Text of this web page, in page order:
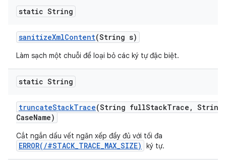
static String
sanitizeXmlContent(String s)
Làm sạch một chuỗi để loại bỏ các ký tự đặc biệt.
static String
truncateStackTrace(String fullStackTrace ,
CaseName)
Cắt ngắn dấu vết ngăn xếp đầy đủ với tối đa
ERROR(/#STACK_TRACE_MAX_SIZE) ký tự.